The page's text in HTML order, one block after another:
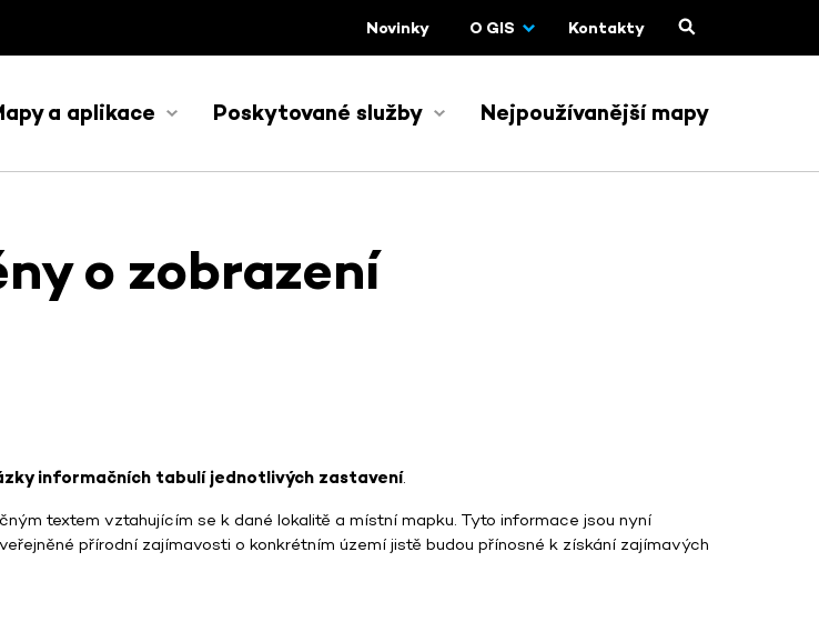
Novinky O GIS Kontakty
a aplikace Poskytované služby Nejpoužívanější mapy
o zobrazení
informačních tabulí jednotlivých zastavení.
textem vztahujícím se k dané lokalitě a místní mapku. Tyto informace jsou nyní
přírodní zajímavosti o konkrétním území jistě budou přínosné k získání zajímavých